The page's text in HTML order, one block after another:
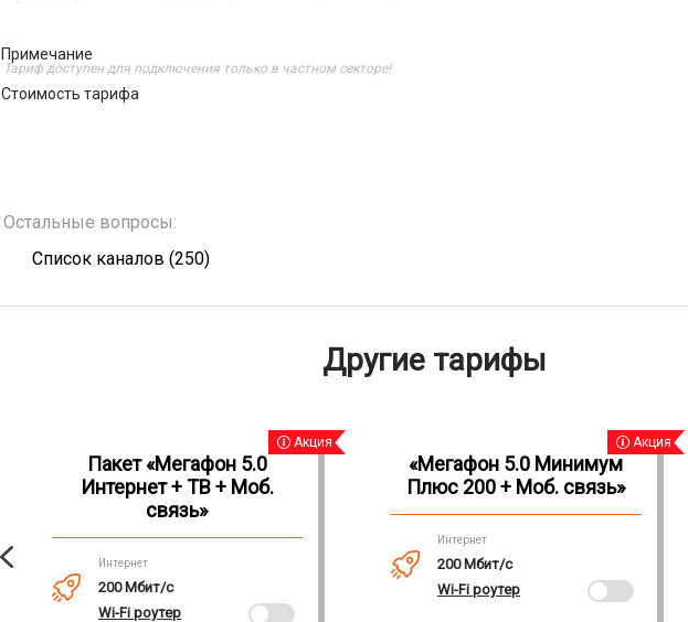
Примечание
Тариф доступен для подключения только в частном секторе!
Стоимость тарифа
Остальные вопросы:
Список каналов (250)
Другие тарифы
Акция
Пакет «Мегафон 5.0
Интернет + ТВ + Моб.
связь»
Интернет
200 Мбит/с
Wi-Fi роутер
Акция
«Мегафон 5.0 Минимум
Плюс 200 + Моб. связь»
Интернет
200 Мбит/с
Wi-Fi роутер